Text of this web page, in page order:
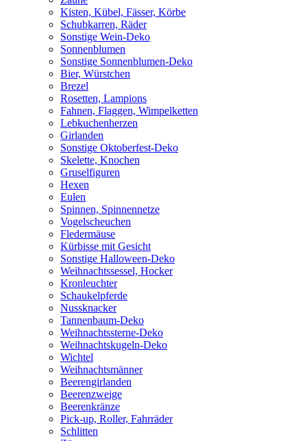
Kisten, Kübel, Fässer, Körbe
Schubkarren, Räder
Sonstige Wein-Deko
Sonnenblumen
Sonstige Sonnenblumen-Deko
Bier, Würstchen
Brezel
Rosetten, Lampions
Fahnen, Flaggen, Wimpelketten
Lebkuchenherzen
Girlanden
Sonstige Oktoberfest-Deko
Skelette, Knochen
Gruselfiguren
Hexen
Eulen
Spinnen, Spinnennetze
Vogelscheuchen
Fledermäuse
Kürbisse mit Gesicht
Sonstige Halloween-Deko
Weihnachtssessel, Hocker
Kronleuchter
Schaukelpferde
Nussknacker
Tannenbaum-Deko
Weihnachtssterne-Deko
Weihnachtskugeln-Deko
Wichtel
Weihnachtsmänner
Beerengirlanden
Beerenzweige
Beerenkränze
Pick-up, Roller, Fahrräder
Schlitten